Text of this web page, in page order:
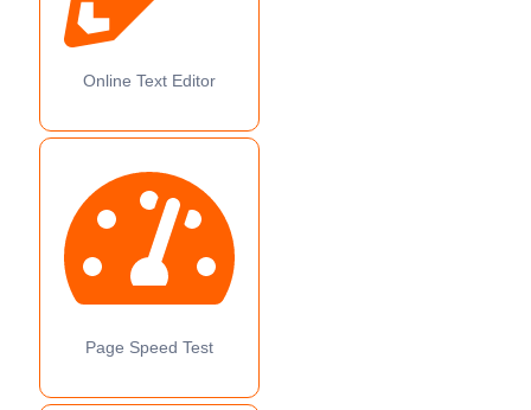
Online Text Editor
Page Speed Test